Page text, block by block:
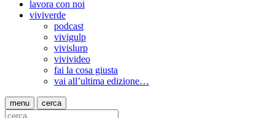
lavora con noi
viviverde
podcast
vivigulp
vivislurp
vivivideo
fai la cosa giusta
vai all’ultima edizione…
menu cerca